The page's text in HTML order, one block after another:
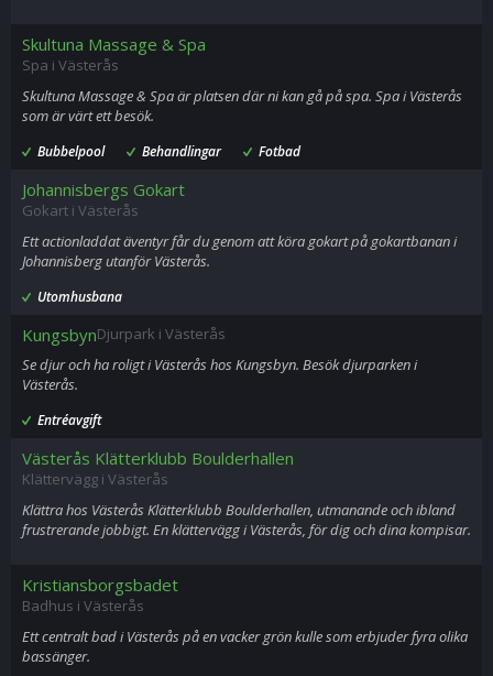
Skultuna Massage & Spa
Spa i Västerås
Skultuna Massage & Spa är platsen där ni kan gå på spa. Spa i Västerås
som är värt ett besök.
Bubbelpool Behandlingar Fotbad
Johannisbergs Gokart
Gokart i Västerås
Ett actionladdat äventyr får du genom att köra gokart på gokartbanan i
Johannisberg utanför Västerås.
Utomhusbana
KungsbynDjurpark i Västerås
Se djur och ha roligt i Västerås hos Kungsbyn. Besök djurparken i
Västerås.
Entréavgift
Västerås Klätterklubb Boulderhallen
Klättervägg i Västerås
Klättra hos Västerås Klätterklubb Boulderhallen, utmanande och ibland
frustrerande jobbigt. En klättervägg i Västerås, för dig och dina kompisar.
Kristiansborgsbadet
Badhus i Västerås
Ett centralt bad i Västerås på en vacker grön kulle som erbjuder fyra olika
bassänger.